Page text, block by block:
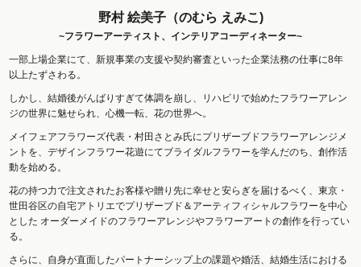
野村 絵美子（のむら えみこ)
~フラワーアーティスト、インテリアコーディネーター~
一部上場企業にて、新規事業の支援や契約審査といった企業法務の仕事に8年
以上たずさわる。
しかし、結婚後がんばりすぎて体調を崩し、リハビリで始めたフラワーアレン
ジの世界に魅せられ、心機一転、花の世界へ。
メイフェアフラワーズ代表・村田さとみ氏にプリザーブドフラワーアレンジメ
ントを、デザインフラワー花遊にてブライダルフラワーを学んだのち、創作活
動を始める。
花の持つ力で注文されたお客様や贈り先に幸せと安らぎを届けるべく、東京・
世田谷区の自宅アトリエでプリザーブド＆アーティフィシャルフラワーを中心
とした オーダーメイドのフラワーアレンジやフラワーアートの創作を行ってい
る。
さらに、自身が直面したパートナーシップ上の課題や婚活、結婚生活における